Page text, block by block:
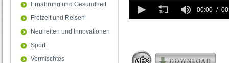
Ernährung und Gesundheit
Freizeit und Reisen
Neuheiten und Innovationen
Sport
Vermischtes
seconds
of
00:00